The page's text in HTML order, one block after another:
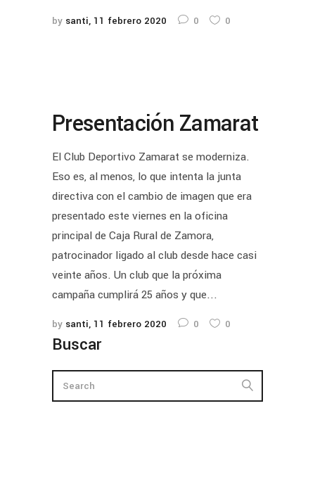
by santi 11 febrero 2020 0 0
Presentación Zamarat
El Club Deportivo Zamarat se moderniza.
Eso es, al menos, lo que intenta la junta
directiva con el cambio de imagen que era
presentado este viernes en la oficina
principal de Caja Rural de Zamora,
patrocinador ligado al club desde hace casi
veinte años. Un club que la próxima
campaña cumplirá 25 años y que...
by santi 11 febrero 2020 0 0
Buscar